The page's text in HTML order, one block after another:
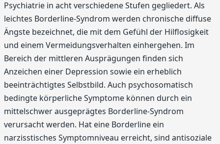
Psychiatrie in acht verschiedene Stufen gegliedert. Als
leichtes Borderline-Syndrom werden chronische diffuse
Ängste bezeichnet, die mit dem Gefühl der Hilflosigkeit
und einem Vermeidungsverhalten einhergehen. Im
Bereich der mittleren Ausprägungen finden sich
Anzeichen einer Depression sowie ein erheblich
beeinträchtigtes Selbstbild. Auch psychosomatisch
bedingte körperliche Symptome können durch ein
mittelschwer ausgeprägtes Borderline-Syndrom
verursacht werden. Hat eine Borderline ein
narzisstisches Symptomniveau erreicht, sind antisoziale